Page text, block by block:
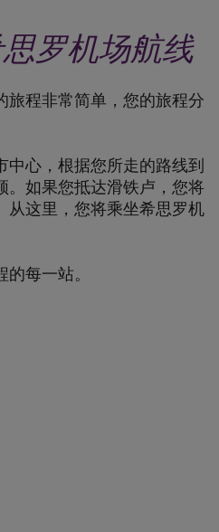
罗机场航线
旅程非常简单，您的旅程分
心，根据您所走的路线到
。如果您抵达滑铁卢，您将
从这里，您将乘坐希思罗机
每一站。